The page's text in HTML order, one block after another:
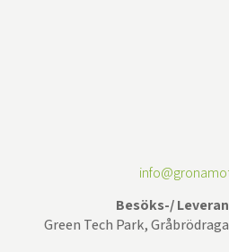
Besöks-/
Green Tech Park,